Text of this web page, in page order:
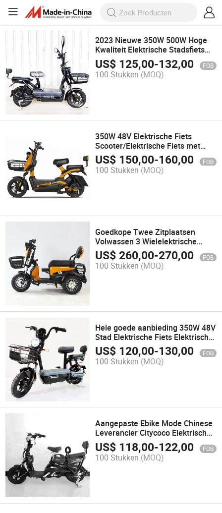
2023 Nieuwe 350W 500W Hoge
Kwaliteit Elektrische Stadsfiets
Fiets met Lage Prijs E Bike
US$ 125,00-132,00 FOB
100 Stukken (MOQ)
350W 48V Elektrische Fiets
Scooter/Elektrische Fiets met
Pedalen
US$ 150,00-160,00 FOB
100 Stukken (MOQ)
Goedkope Twee Zitplaatsen
Volwassen 3 Wielelektrische
Driewieler met Motor en
Passagierszitje
US$260,00-270,00 FOB
100 Stukken (MOQ)
Hele goede aanbieding 350W 48V
Stad Elektrische Fiets Elektrische
Scooter Stad Fiets voor
Volwassenen 14 Inch Lange
Bereik Goedkoop
US$ 120,00-130,00 FOB
100 Stukken (MOQ)
Aangepaste Ebike Mode Chinese
Leverancier Citycoco Elektrische
Fiets 2 Wiel
US$ 118,00-122,00 FOB
100 Stukken (MOQ)